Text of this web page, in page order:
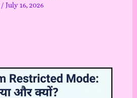
/ July 16, 2026